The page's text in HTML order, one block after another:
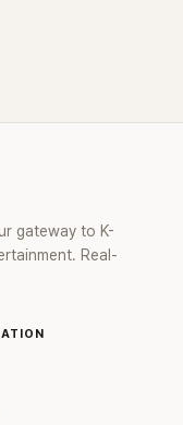
gateway to K-
Real-